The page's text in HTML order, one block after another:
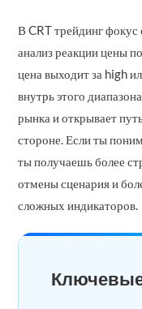
В CRT трейдинг фокус
анализ реакции цены
цена выходит за high
внутрь этого
рынка и открывает
стороне. Если ты
ты получаешь более
отмены сценария и
сложных индикаторов.